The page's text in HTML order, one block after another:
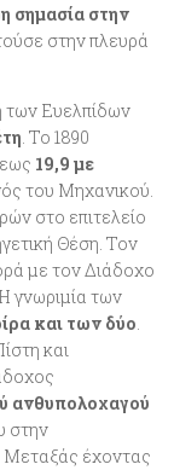
σημασία στην
στην πλευρά
των Ευελπίδων
. Το 1890
19,9 με
του Μηχανικού.
στο επιτελείο
Θέση. Τον
με τον Διάδοχο
γνωριμία των
και των δύο.
και
ανθυπολοχαγού
στην
Μεταξάς έχοντας